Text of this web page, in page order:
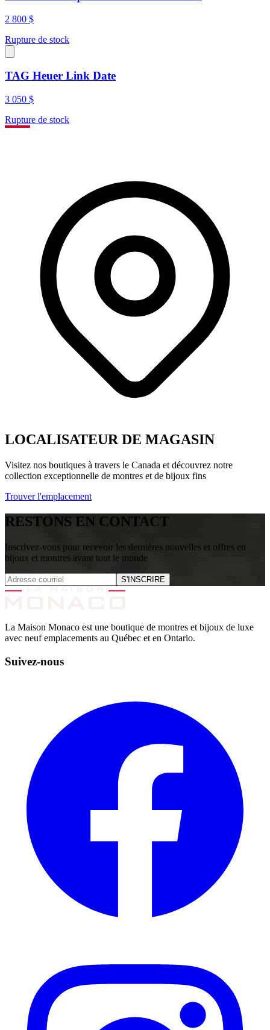
2 800 $
Rupture de stock
TAG Heuer Link Date
3 050 $
Rupture de stock
LOCALISATEUR DE MAGASIN
Visitez nos boutiques à travers le Canada et découvrez notre
collection exceptionnelle de montres et de bijoux fins
Trouver l'emplacement
RESTONS EN CONTACT
Inscrivez-vous pour recevoir les dernières nouvelles et offres en
bijoux et montres avant tout le monde
S'INSCRIRE
La Maison Monaco est une boutique de montres et bijoux de luxe
avec neuf emplacements au Québec et en Ontario.
Suivez-nous